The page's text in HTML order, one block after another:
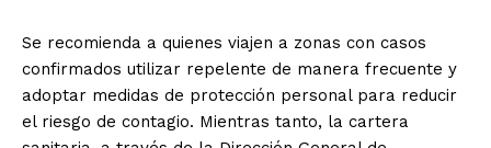
Se recomienda a quienes viajen a zonas con casos
confirmados utilizar repelente de manera frecuente y
adoptar medidas de protección personal para reducir
el riesgo de contagio. Mientras tanto, la cartera